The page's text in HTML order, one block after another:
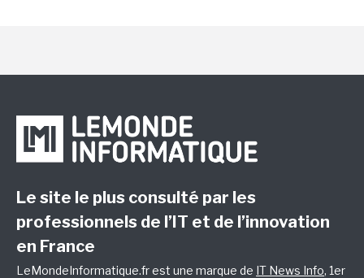
Le site le plus consulté par les
professionnels de l’IT et de l’innovation
en France
LeMondeInformatique.fr est une marque de IT News Info, 1er